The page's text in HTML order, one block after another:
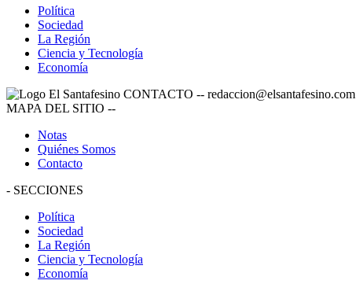
Política
Sociedad
La Región
Ciencia y Tecnología
Economía
CONTACTO -- redaccion@elsantafesino.com
MAPA DEL SITIO --
Notas
Quiénes Somos
Contacto
- SECCIONES
Política
Sociedad
La Región
Ciencia y Tecnología
Economía